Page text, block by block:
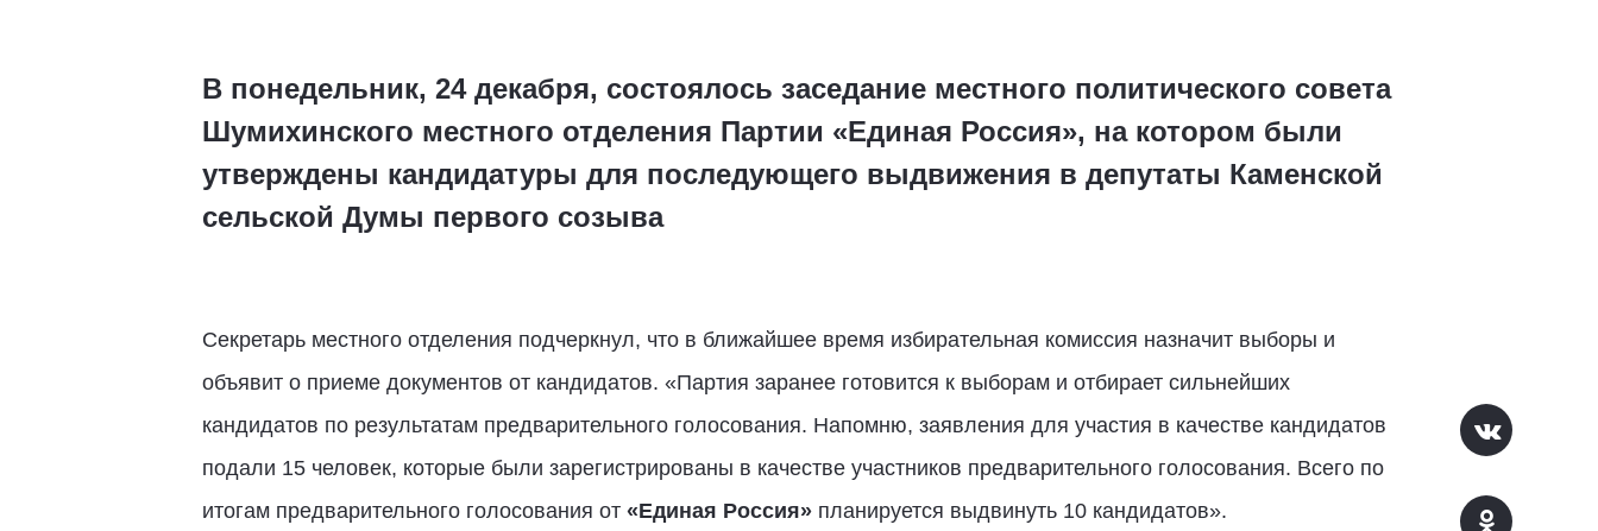
В понедельник, 24 декабря, состоялось заседание местного политического совета
Шумихинского местного отделения Партии «Единая Россия», на котором были
утверждены кандидатуры для последующего выдвижения в депутаты Каменской
сельской Думы первого созыва
Секретарь местного отделения подчеркнул, что в ближайшее время избирательная комиссия назначит выборы и
объявит о приеме документов от кандидатов. «Партия заранее готовится к выборам и отбирает сильнейших
кандидатов по результатам предварительного голосования. Напомню, заявления для участия в качестве кандидатов
подали 15 человек, которые были зарегистрированы в качестве участников предварительного голосования. Всего по
итогам предварительного голосования от «Единая Россия» планируется выдвинуть 10 кандидатов».